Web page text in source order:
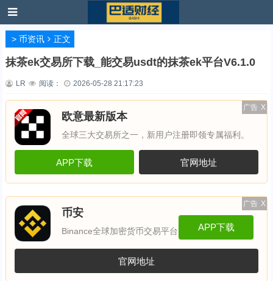
> 币资讯 正文
抹茶ek交易所下载_能交易usdt的抹茶ek平台V6.1.0
LR 阅读： 2026-05-28 21:17:23
广告 X
欧意最新版本
全球三大交易所之一，新用户注册即领专属福利。
APP下载 官网地址
广告 X
币安
Binance全球加密货币交易平台 APP下载
官网地址